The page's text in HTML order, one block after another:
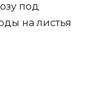
под
на листья